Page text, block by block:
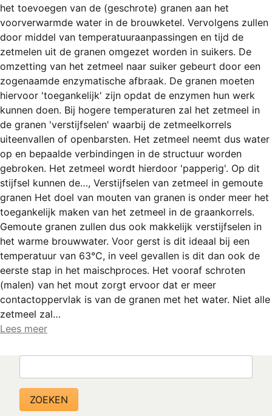
LINKS
het toevoegen van de (geschrote) granen aan het
voorverwarmde water in de brouwketel. Vervolgens zullen
door middel van temperatuuraanpassingen en tijd de
zetmelen uit de granen omgezet worden in suikers. De
omzetting van het zetmeel naar suiker gebeurt door een
zogenaamde enzymatische afbraak. De granen moeten
hiervoor 'toegankelijk' zijn opdat de enzymen hun werk
kunnen doen. Bij hogere temperaturen zal het zetmeel in
de granen 'verstijfselen' waarbij de zetmeelkorrels
uiteenvallen of openbarsten. Het zetmeel neemt dus water
op en bepaalde verbindingen in de structuur worden
gebroken. Het zetmeel wordt hierdoor 'papperig'. Op dit
stijfsel kunnen de…, Verstijfselen van zetmeel in gemoute
granen Het doel van mouten van granen is onder meer het
toegankelijk maken van het zetmeel in de graankorrels.
Gemoute granen zullen dus ook makkelijk verstijfselen in
het warme brouwwater. Voor gerst is dit ideaal bij een
temperatuur van 63°C, in veel gevallen is dit dan ook de
eerste stap in het maischproces. Het vooraf schroten
(malen) van het mout zorgt ervoor dat er meer
contactoppervlak is van de granen met het water. Niet alle
zetmeel zal…
Lees meer